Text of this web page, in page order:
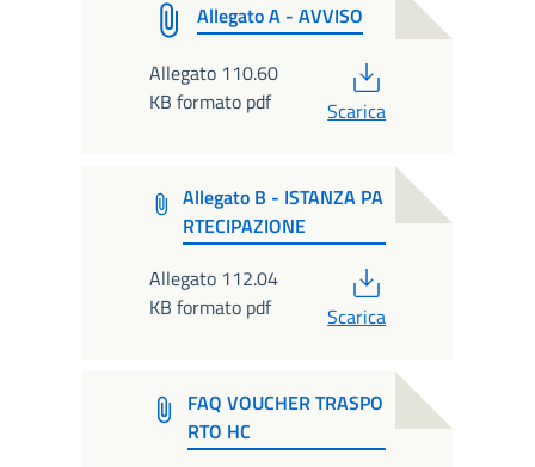
Allegato A - AVVISO
Allegato 110.60
KB formato pdf
Scarica
Allegato B - ISTANZA PA
RTECIPAZIONE
Allegato 112.04
KB formato pdf
Scarica
FAQ VOUCHER TRASPO
RTO HC